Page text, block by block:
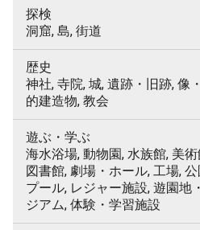
探検
洞窟, 島, 街道
歴史
神社, 寺院, 城, 遺跡・旧跡, 像
的建造物, 教会
遊ぶ・学ぶ
海水浴場, 動物園, 水族館, 美
図書館, 劇場・ホール, 工場,
プール, レジャー施設, 遊園地
ジアム, 体験・学習施設